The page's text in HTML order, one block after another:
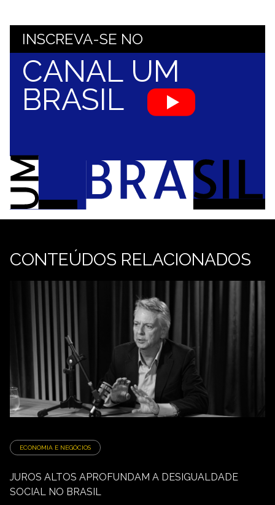
INSCREVA-SE NO
CANAL UM
BRASIL
CONTEÚDOS RELACIONADOS
ECONOMIA E NEGÓCIOS
JUROS ALTOS APROFUNDAM A DESIGUALDADE
SOCIAL NO BRASIL